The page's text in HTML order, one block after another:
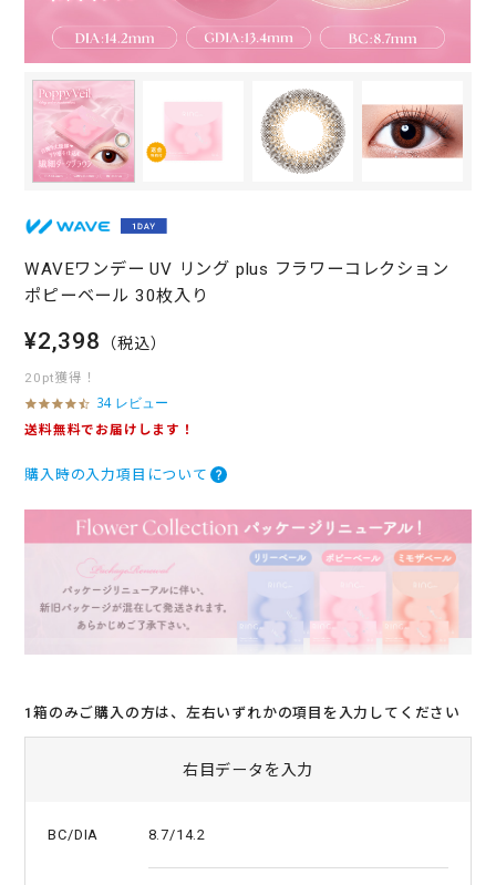
WAVEワンデー UV リング plus フラワーコレクション
ポピーベール 30枚入り
¥2,398 （税込）
20pt獲得！
4
.
t
r
r
a
t
i
n
g
34 レビュー
送料無料でお届けします！
購入時の入力項目について
1箱のみご購入の方は、左右いずれかの項目を入力してください
右目データを入力
BC/DIA 8.7/14.2